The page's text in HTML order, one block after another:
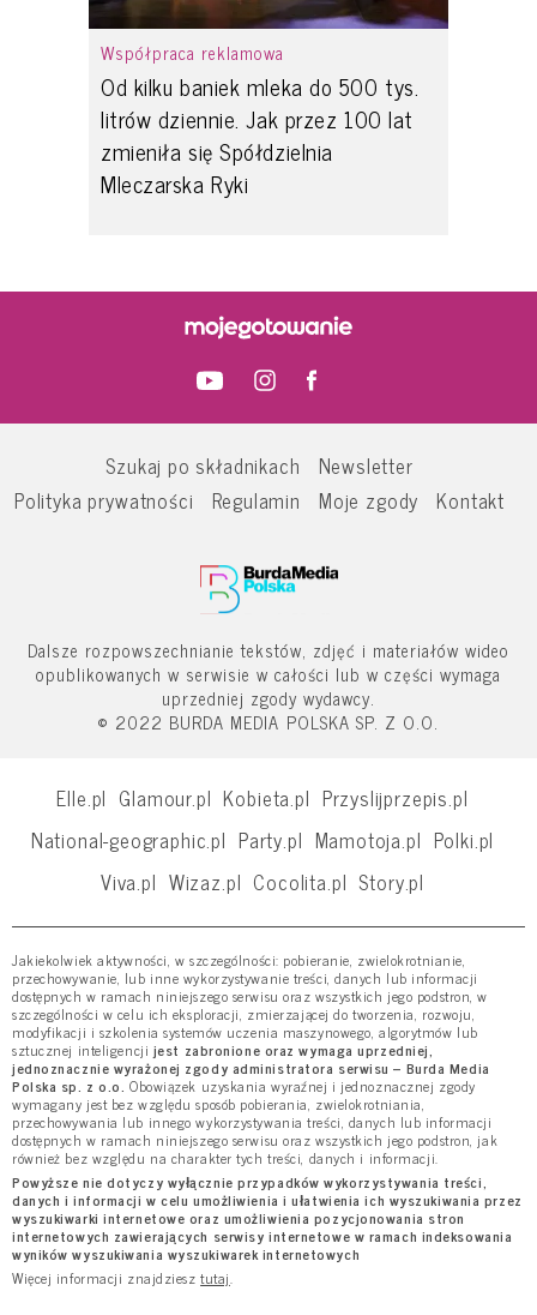
Współpraca reklamowa
Od kilku baniek mleka do 500 tys.
litrów dziennie. Jak przez 100 lat
zmieniła się Spółdzielnia
Mleczarska Ryki
Szukaj po składnikach
Newsletter
Polityka prywatności
Regulamin Moje zgody Kontakt
Dalsze rozpowszechnianie tekstów, zdjęć i materiałów wideo
opublikowanych w serwisie w całości lub w części wymaga
uprzedniej zgody wydawcy.
© 2022 BURDA MEDIA POLSKA SP. Z O.O.
Elle.pl Glamour.pl Kobieta.pl Przyslijprzepis.pl
National-geographic.pl Party.pl Mamotoja.pl Polki.pl
Viva.pl Wizaz.pl Cocolita.pl Story.pl
Jakiekolwiek aktywności, w szczególności: pobieranie, zwielokrotnianie,
przechowywanie, lub inne wykorzystywanie treści, danych lub informacji
dostępnych w ramach niniejszego serwisu oraz wszystkich jego podstron, w
szczególności w celu ich eksploracji, zmierzającej do tworzenia, rozwoju,
modyfikacji i szkolenia systemów uczenia maszynowego, algorytmów lub
sztucznej inteligencji jest zabronione oraz wymaga uprzedniej,
jednoznacznie wyrażonej zgody administratora serwisu – Burda Media
Polska sp. z o.o. Obowiązek uzyskania wyraźnej i jednoznacznej zgody
wymagany jest bez względu sposób pobierania, zwielokrotniania,
przechowywania lub innego wykorzystywania treści, danych lub informacji
dostępnych w ramach niniejszego serwisu oraz wszystkich jego podstron, jak
również bez względu na charakter tych treści, danych i informacji.
Powyższe nie dotyczy wyłącznie przypadków wykorzystywania treści,
danych i informacji w celu umożliwienia i ułatwienia ich wyszukiwania przez
wyszukiwarki internetowe oraz umożliwienia pozycjonowania stron
internetowych zawierających serwisy internetowe w ramach indeksowania
wyników wyszukiwania wyszukiwarek internetowych
Więcej informacji znajdziesztutaj.